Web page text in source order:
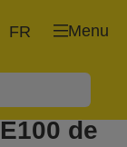
Menu
FR
de